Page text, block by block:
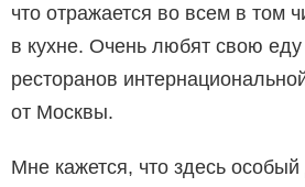
что отражается во всем в том
в кухне. Очень любят свою
ресторанов
от Москвы.
Мне кажется, что здесь